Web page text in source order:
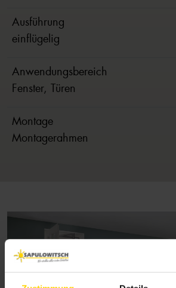
Ausführung
einflügelig
Anwendungsbereich
Fenster, Türen
Montage
Montagerahmen